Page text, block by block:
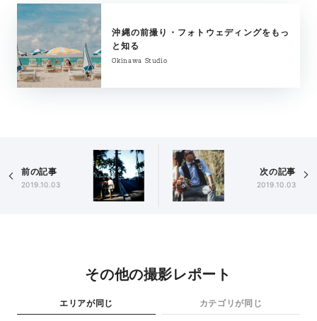
沖縄の前撮り・フォトウェディングをもっ
と知る
Okinawa Studio
前の記事
2019.10.03
次の記事
2019.10.03
その他の撮影レポート
エリアが同じ カテゴリが同じ